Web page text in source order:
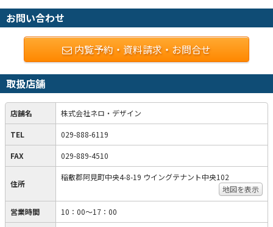
お問い合わせ
内覧予約・資料請求・お問合せ
取扱店舗
店舗名 株式会社ネロ・デザイン
TEL 029-888-6119
FAX 029-889-4510
住所
稲敷郡阿見町中央4-8-19 ウイングテナント中央102
地図を表示
営業時間 10：00～17：00